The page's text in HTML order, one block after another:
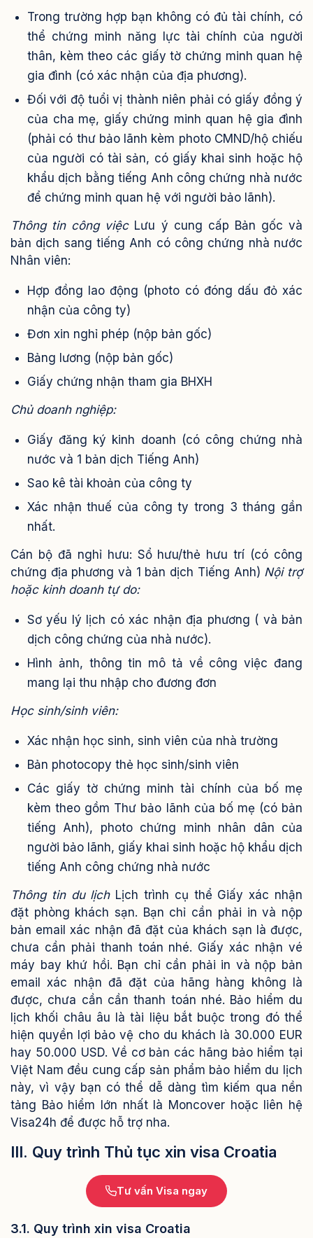
Trong trường hợp bạn không có đủ tài chính, có
thể chứng minh năng lực tài chính của người
thân, kèm theo các giấy tờ chứng minh quan hệ
gia đình (có xác nhận của địa phương).
Đối với độ tuổi vị thành niên phải có giấy đồng ý
của cha mẹ, giấy chứng minh quan hệ gia đình
(phải có thư bảo lãnh kèm photo CMND/hộ chiếu
của người có tài sản, có giấy khai sinh hoặc hộ
khẩu dịch bằng tiếng Anh công chứng nhà nước
để chứng minh quan hệ với người bảo lãnh).
Thông tin công việc Lưu ý cung cấp Bản gốc và
bản dịch sang tiếng Anh có công chứng nhà nước
Nhân viên:
Hợp đồng lao động (photo có đóng dấu đỏ xác
nhận của công ty)
Đơn xin nghỉ phép (nộp bản gốc)
Bảng lương (nộp bản gốc)
Giấy chứng nhận tham gia BHXH
Chủ doanh nghiệp:
Giấy đăng ký kinh doanh (có công chứng nhà
nước và 1 bản dịch Tiếng Anh)
Sao kê tài khoản của công ty
Xác nhận thuế của công ty trong 3 tháng gần
nhất.
Cán bộ đã nghỉ hưu: Sổ hưu/thẻ hưu trí (có công
chứng địa phương và 1 bản dịch Tiếng Anh) Nội trợ
hoặc kinh doanh tự do:
Sơ yếu lý lịch có xác nhận địa phương ( và bản
dịch công chứng của nhà nước).
Hình ảnh, thông tin mô tả về công việc đang
mang lại thu nhập cho đương đơn
Học sinh/sinh viên:
Xác nhận học sinh, sinh viên của nhà trường
Bản photocopy thẻ học sinh/sinh viên
Các giấy tờ chứng minh tài chính của bố mẹ
kèm theo gồm Thư bảo lãnh của bố mẹ (có bản
tiếng Anh), photo chứng minh nhân dân của
người bảo lãnh, giấy khai sinh hoặc hộ khẩu dịch
tiếng Anh công chứng nhà nước
Thông tin du lịch Lịch trình cụ thể Giấy xác nhận
đặt phòng khách sạn. Bạn chỉ cần phải in và nộp
bản email xác nhận đã đặt của khách sạn là được,
chưa cần phải thanh toán nhé. Giấy xác nhận vé
máy bay khứ hồi. Bạn chỉ cần phải in và nộp bản
email xác nhận đã đặt của hãng hàng không là
được, chưa cần cần thanh toán nhé. Bảo hiểm du
lịch khối châu âu là tài liệu bắt buộc trong đó thể
hiện quyền lợi bảo vệ cho du khách là 30.000 EUR
hay 50.000 USD. Về cơ bản các hãng bảo hiểm tại
Việt Nam đều cung cấp sản phẩm bảo hiểm du lịch
này, vì vậy bạn có thể dễ dàng tìm kiếm qua nền
tảng Bảo hiểm lớn nhất là Moncover hoặc liên hệ
Visa24h để được hỗ trợ nha.
III. Quy trình Thủ tục xin visa Croatia
Tư vấn Visa ngay
3.1. Quy trình xin visa Croatia